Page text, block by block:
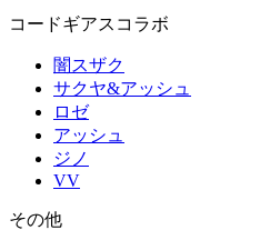
コードギアスコラボ
闇スザク
サクヤ&アッシュ
ロゼ
アッシュ
ジノ
VV
その他